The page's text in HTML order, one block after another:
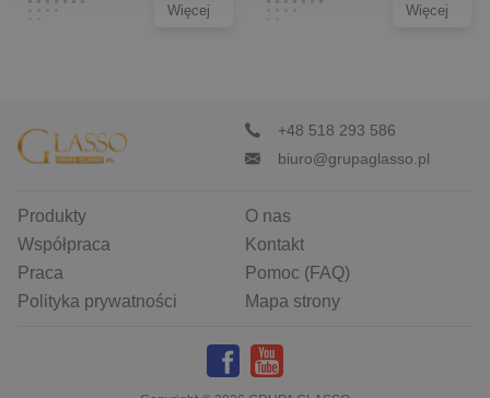
Więcej Więcej
+48 518 293 586
biuro@grupaglasso.pl
Produkty
O nas
Współpraca
Kontakt
Praca
Pomoc (FAQ)
Polityka prywatności
Mapa strony